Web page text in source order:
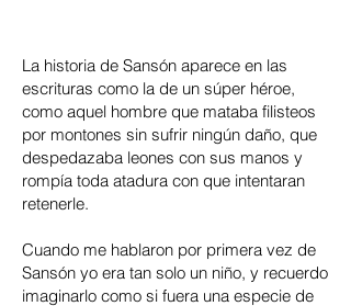
La historia de Sansón aparece en las
escrituras como la de un súper héroe,
como aquel hombre que mataba filisteos
por montones sin sufrir ningún daño, que
despedazaba leones con sus manos y
rompía toda atadura con que intentaran
retenerle.
Cuando me hablaron por primera vez de
Sansón yo era tan solo un niño, y recuerdo
imaginarlo como si fuera una especie de